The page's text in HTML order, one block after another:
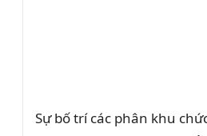
Sự bố trí các phân khu